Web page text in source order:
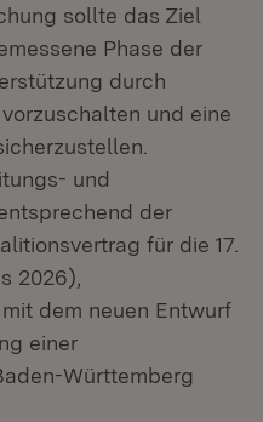
sollte das Ziel
Phase der
durch
und eine
und
der
für die 17.
2026),
dem neuen Entwurf
einer
Württemberg